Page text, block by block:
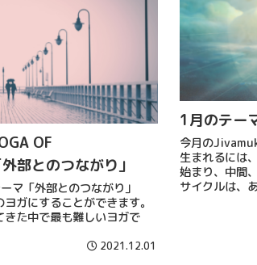
1月のテー
今月の
生まれるには
始まり、中間
サイクルは、
OF
部とのつながり」
「外部とのつながり」
ガにすることができます。
た中で最も難しいヨガで
2021.12.01